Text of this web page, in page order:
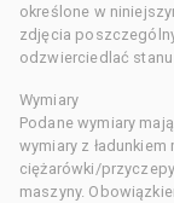
określone w
zdjęcia
odzwierciedlać stanu
Wymiary
Podane wymiary
wymiary z
ciężarówki/
maszyny.